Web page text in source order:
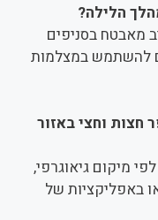
הלילה?
מאבטח בסניפים
להשתמש במצלמות
חצות וחצי באזור
מיקום גיאוגרפי,
באפליקציות של